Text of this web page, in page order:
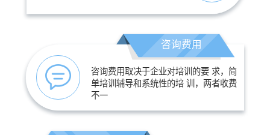
咨询费用
咨询费用取决于企业对培训的要 求，简
单培训辅导和系统性的培 训，两者收费
不一